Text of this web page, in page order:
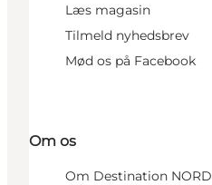
Læs magasin
Tilmeld nyhedsbrev
Mød os på Facebook
Om os
Om Destination NORD